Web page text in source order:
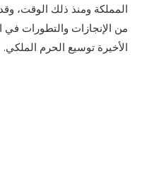
المملكة ومنذ ذلك الوقت،
من الإنجازات والتطورات في
الأخيرة توسيع الحرم الملكي.